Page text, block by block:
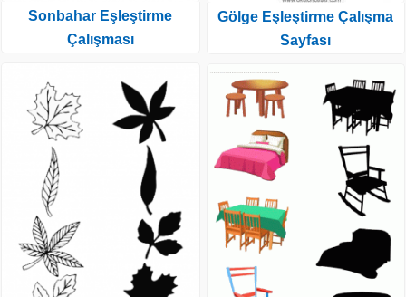
Sonbahar Eşleştirme
Çalışması
Gölge Eşleştirme Çalışma
Sayfası